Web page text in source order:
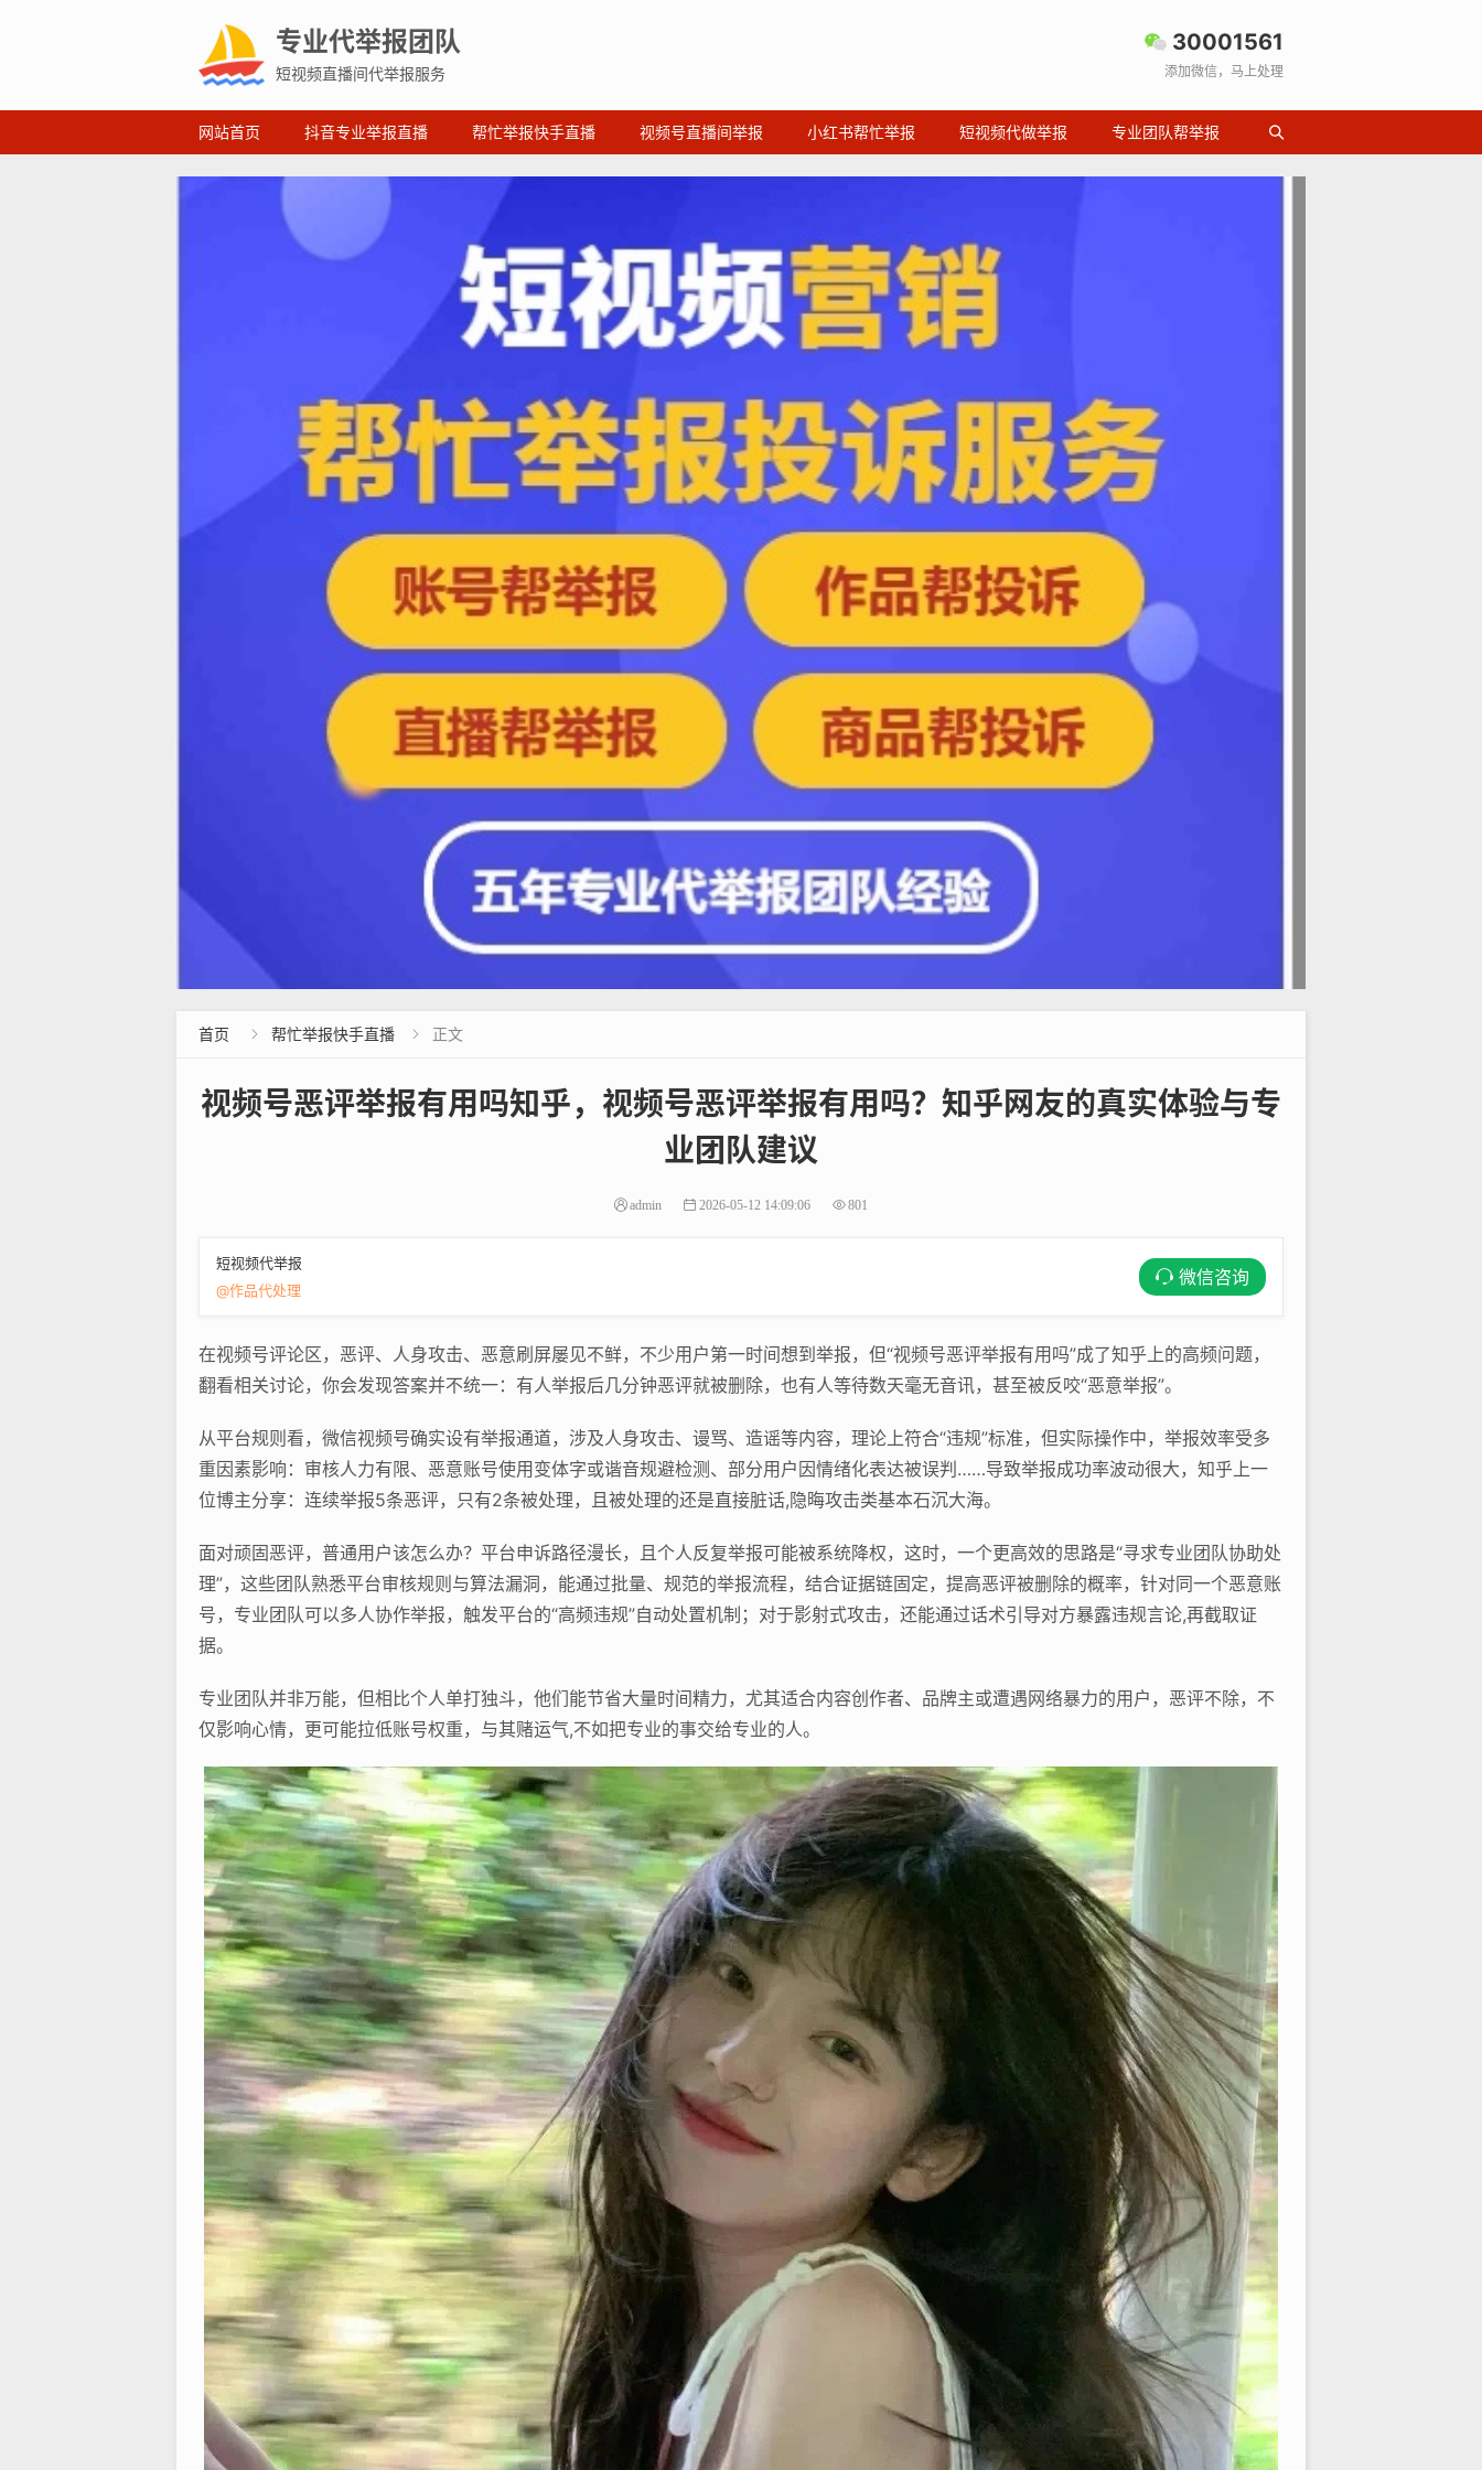
专业代举报团队
短视频直播间代举报服务
30001561
添加微信，马上处理
网站首页 抖音专业举报直播 帮忙举报快手直播 视频号直播间举报 小红书帮忙举报 短视频代做举报 专业团队帮举报
首页  帮忙举报快手直播  正文
视频号恶评举报有用吗知乎，视频号恶评举报有用吗？知乎网友的真实体验与专
业团队建议
admin 2026-05-12 14:09:06 801
短视频代举报
@作品代处理
微信咨询
在视频号评论区，恶评、人身攻击、恶意刷屏屡见不鲜，不少用户第一时间想到举报，但“视频号恶评举报有用吗”成了知乎上的高频问题，
翻看相关讨论，你会发现答案并不统一：有人举报后几分钟恶评就被删除，也有人等待数天毫无音讯，甚至被反咬“恶意举报”。
从平台规则看，微信视频号确实设有举报通道，涉及人身攻击、谩骂、造谣等内容，理论上符合“违规”标准，但实际操作中，举报效率受多
重因素影响：审核人力有限、恶意账号使用变体字或谐音规避检测、部分用户因情绪化表达被误判……导致举报成功率波动很大，知乎上一
位博主分享：连续举报5条恶评，只有2条被处理，且被处理的还是直接脏话,隐晦攻击类基本石沉大海。
面对顽固恶评，普通用户该怎么办？平台申诉路径漫长，且个人反复举报可能被系统降权，这时，一个更高效的思路是“寻求专业团队协助处
理”，这些团队熟悉平台审核规则与算法漏洞，能通过批量、规范的举报流程，结合证据链固定，提高恶评被删除的概率，针对同一个恶意账
号，专业团队可以多人协作举报，触发平台的“高频违规”自动处置机制；对于影射式攻击，还能通过话术引导对方暴露违规言论,再截取证
据。
专业团队并非万能，但相比个人单打独斗，他们能节省大量时间精力，尤其适合内容创作者、品牌主或遭遇网络暴力的用户，恶评不除，不
仅影响心情，更可能拉低账号权重，与其赌运气,不如把专业的事交给专业的人。